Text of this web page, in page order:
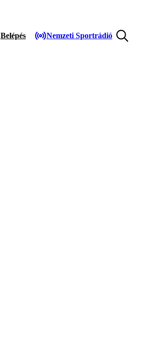
Belépés Nemzeti Sportrádió